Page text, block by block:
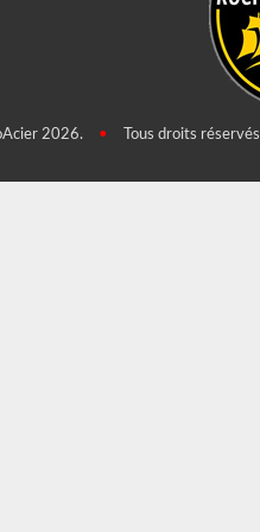
2026. • Tous droits réservés